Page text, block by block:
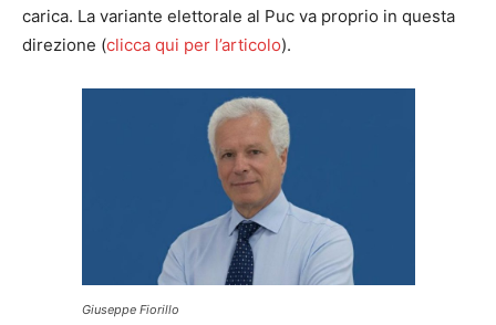
carica. La variante elettorale al Puc va proprio in questa
direzione (clicca qui per l’articolo).
Giuseppe Fiorillo